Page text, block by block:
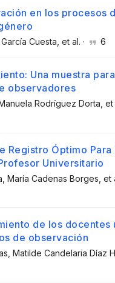
en los procesos
García Cuesta , et al. · 6
Una muestra
observadores
Manuela Rodríguez Dorta ,
Registro Óptimo
Universitario
, María Cadenas Borges , et
de los docentes
de observación
, Matilde Candelaria Díaz